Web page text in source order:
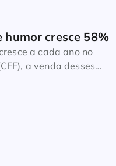
humor cresce 58%
a cada ano no
a venda desses
e 2021. Segundo